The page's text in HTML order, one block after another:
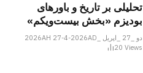
تحلیلی بر تاریخ و باورهای
بودیزم «بخش بیست‌ویکم»
دو _27 _اپریل _2026AH 27-4-2026AD
20Views